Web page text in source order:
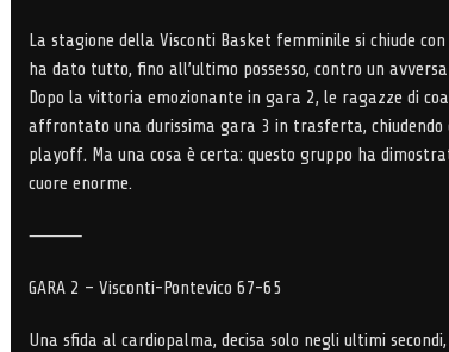
La stagione della Visconti Basket femminile si chiude con
ha dato tutto, fino all’ultimo possesso, contro un
Dopo la vittoria emozionante in gara 2, le ragazze di
affrontato una durissima gara 3 in trasferta,
playoff. Ma una cosa è certa: questo gruppo ha
cuore enorme.
⸻
GARA 2 – Visconti-Pontevico 67-65
Una sfida al cardiopalma, decisa solo negli ultimi